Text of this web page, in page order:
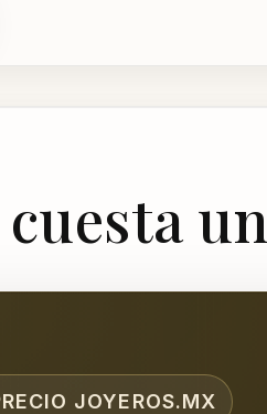
JOYEROS.MX